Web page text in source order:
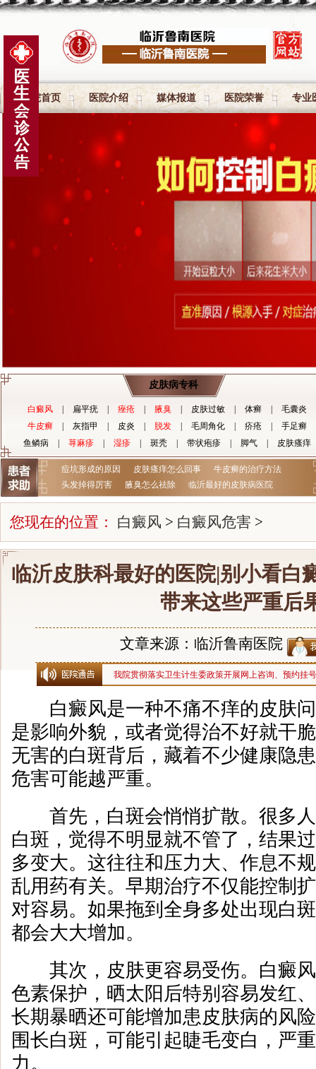
医院首页 医院介绍 媒体报道 医院荣誉 专业
皮肤病专科
白癜风 扁平疣 痤疮 腋臭 皮肤过敏 体癣
毛囊炎
牛皮癣
灰指甲 皮炎 脱发 毛周角化 疥疮
手足癣
鱼鳞病
荨麻疹 湿疹 斑秃 带状疱疹 脚气 皮肤瘙痒
痘坑形成的原因 皮肤瘙痒怎么回事
牛皮癣的治疗方法
头发掉得厉害
腋臭怎么祛除 临沂最好的皮肤病医院
您现在的位置： 白癜风 > 白癜风危害 >
临沂皮肤科最好的医院|别小看白
带来这些严重后
文章来源：临沂鲁南医院
我院贯彻落实卫生计生委政策开展网上咨询、预约挂
白癜风是一种不痛不痒的皮肤问
是影响外貌，或者觉得治不好就干
无害的白斑背后，藏着不少健康隐
危害可能越严重。
首先，白斑会悄悄扩散。很多人
白斑，觉得不明显就不管了，结果
多变大。这往往和压力大、作息不
乱用药有关。早期治疗不仅能控制
对容易。如果拖到全身多处出现白
都会大大增加。
其次，皮肤更容易受伤。白癜风
色素保护，晒太阳后特别容易发红
长期暴晒还可能增加患皮肤病的风
围长白斑，可能引起睫毛变白，严
力。